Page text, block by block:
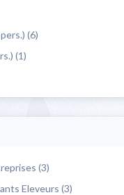
(6)
(1)
(3)
Eleveurs (3)